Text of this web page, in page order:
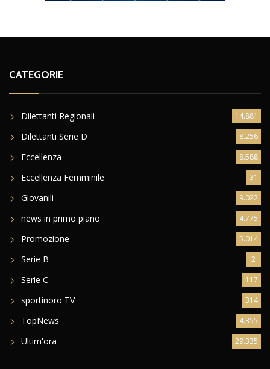
CATEGORIE
Dilettanti Regionali 14.881
Dilettanti Serie D 8.256
Eccellenza 8.588
Eccellenza Femminile 31
Giovanili 9.022
news in primo piano 4.775
Promozione 5.014
Serie B 2
Serie C 117
sportinoro TV 314
TopNews 4.355
Ultim'ora 29.335